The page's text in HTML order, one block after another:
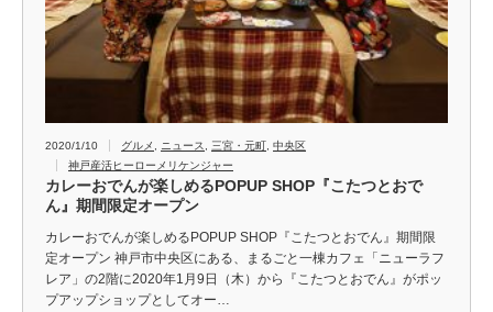
2020/1/10 グルメ ニュース 三宮・元町 中央区
神戸産活ヒーローメリケンジャー
カレーおでんが楽しめるPOPUP SHOP『こたつとおで
ん』期間限定オープン
カレーおでんが楽しめるPOPUP SHOP『こたつとおでん』期間限
定オープン 神戸市中央区にある、まるごと一棟カフェ「ニューラフ
レア」の2階に2020年1月9日（木）から『こたつとおでん』がポッ
プアップショップとしてオー…